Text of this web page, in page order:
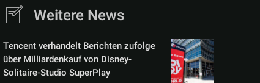
Weitere News
Tencent verhandelt Berichten zufolge
über Milliardenkauf von Disney-
Solitaire-Studio SuperPlay